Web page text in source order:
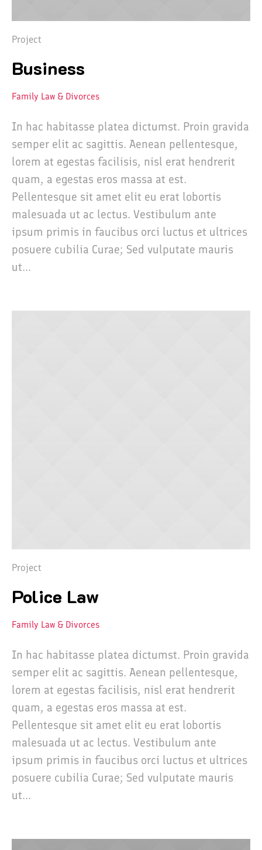
Project
Business
Family Law & Divorces
In hac habitasse platea dictumst. Proin gravida
semper elit ac sagittis. Aenean pellentesque,
lorem at egestas facilisis, nisl erat hendrerit
quam, a egestas eros massa at est.
Pellentesque sit amet elit eu erat lobortis
malesuada ut ac lectus. Vestibulum ante
ipsum primis in faucibus orci luctus et ultrices
posuere cubilia Curae; Sed vulputate mauris
ut...
Project
Police Law
Family Law & Divorces
In hac habitasse platea dictumst. Proin gravida
semper elit ac sagittis. Aenean pellentesque,
lorem at egestas facilisis, nisl erat hendrerit
quam, a egestas eros massa at est.
Pellentesque sit amet elit eu erat lobortis
malesuada ut ac lectus. Vestibulum ante
ipsum primis in faucibus orci luctus et ultrices
posuere cubilia Curae; Sed vulputate mauris
ut...